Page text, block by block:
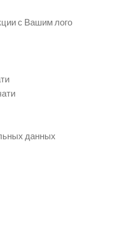
с Вашим лого
данных